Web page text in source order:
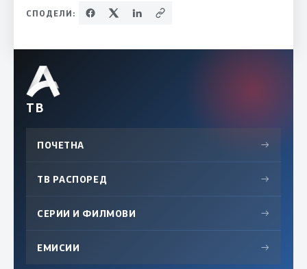
СПОДЕЛИ:
ТВ
ПОЧЕТНА →
ТВ РАСПОРЕД →
СЕРИИ И ФИЛМОВИ →
ЕМИСИИ →